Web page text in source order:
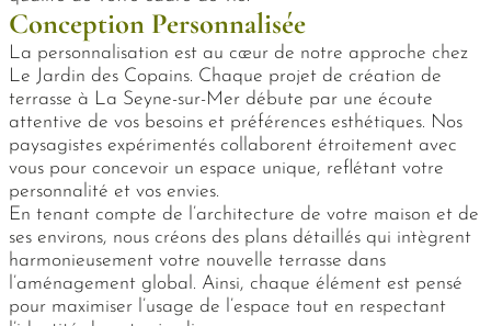
Conception Personnalisée
La personnalisation est au cœur de notre approche chez
Le Jardin des Copains. Chaque projet de création de
terrasse à La Seyne-sur-Mer débute par une écoute
attentive de vos besoins et préférences esthétiques. Nos
paysagistes expérimentés collaborent étroitement avec
vous pour concevoir un espace unique, reflétant votre
personnalité et vos envies.
En tenant compte de l’architecture de votre maison et de
ses environs, nous créons des plans détaillés qui intègrent
harmonieusement votre nouvelle terrasse dans
l’aménagement global. Ainsi, chaque élément est pensé
pour maximiser l’usage de l’espace tout en respectant